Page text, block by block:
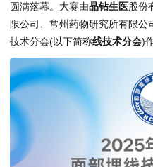
圆满落幕。大赛由晶钻生医股份
限公司、常州药物研究所有限
技术分会(以下简称线技术分会)